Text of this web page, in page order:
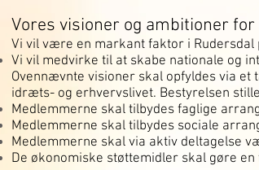
Vores visioner og ambitioner
Vi vil være en markant faktor i
Vi vil medvirke til at skabe nationale og
Ovennævnte visioner skal opfyldes via
idræts- og erhvervslivet. Bestyrelsen
Medlemmerne skal tilbydes faglige
Medlemmerne skal tilbydes sociale
Medlemmerne skal via aktiv deltagelse
De økonomiske støttemidler skal gøre